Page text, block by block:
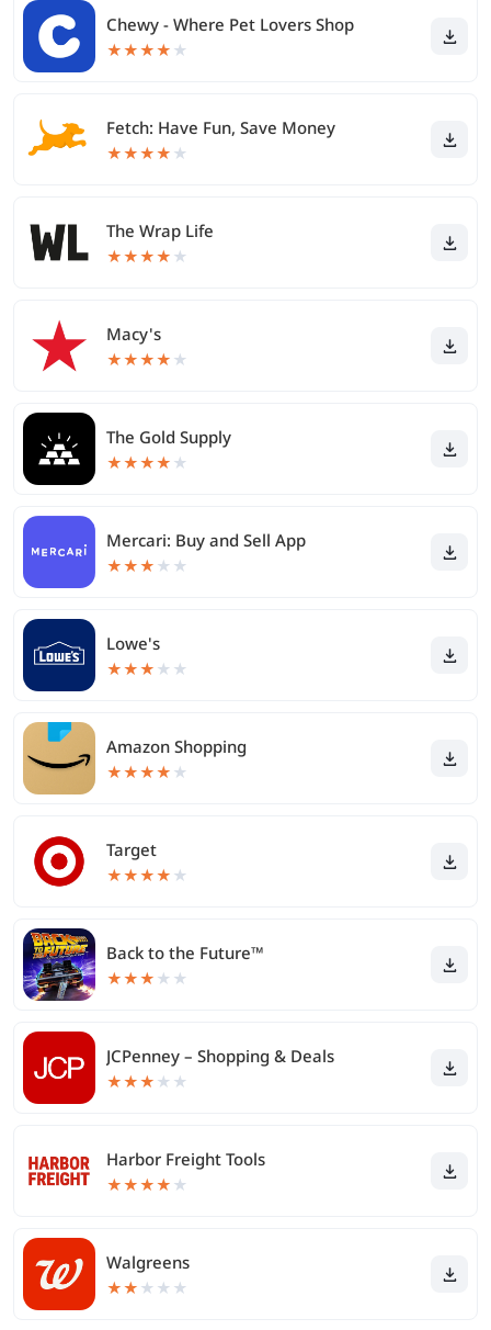
Chewy - Where Pet Lovers Shop
★★★★ ★
Fetch: Have Fun, Save Money
★★★★ ★
The Wrap Life
★★★★ ★
Macy's
★★★★ ★
The Gold Supply
★★★★ ★
Mercari: Buy and Sell App
★★★ ★ ★
Lowe's
★★★ ★ ★
Amazon Shopping
★★★★ ★
Target
★★★★ ★
Back to the Future™
★★★ ★ ★
JCPenney – Shopping & Deals
★★★ ★ ★
Harbor Freight Tools
★★★★ ★
Walgreens
★★ ★ ★ ★